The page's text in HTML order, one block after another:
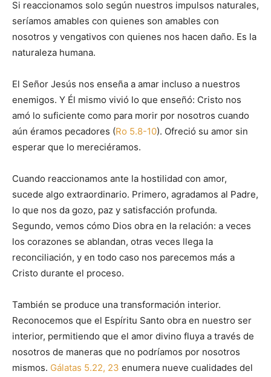
Si reaccionamos solo según nuestros impulsos naturales,
seríamos amables con quienes son amables con
nosotros y vengativos con quienes nos hacen daño. Es la
naturaleza humana.
El Señor Jesús nos enseña a amar incluso a nuestros
enemigos. Y Él mismo vivió lo que enseñó: Cristo nos
amó lo suficiente como para morir por nosotros cuando
aún éramos pecadores (Ro 5.8-10). Ofreció su amor sin
esperar que lo mereciéramos.
Cuando reaccionamos ante la hostilidad con amor,
sucede algo extraordinario. Primero, agradamos al Padre,
lo que nos da gozo, paz y satisfacción profunda.
Segundo, vemos cómo Dios obra en la relación: a veces
los corazones se ablandan, otras veces llega la
reconciliación, y en todo caso nos parecemos más a
Cristo durante el proceso.
También se produce una transformación interior.
Reconocemos que el Espíritu Santo obra en nuestro ser
interior, permitiendo que el amor divino fluya a través de
nosotros de maneras que no podríamos por nosotros
mismos. Gálatas 5.22, 23 enumera nueve cualidades del